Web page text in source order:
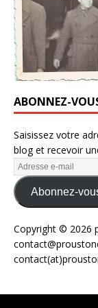
ABONNEZ-
Saisissez votre
blog et recevoir
Abonnez-
Copyright © 2026